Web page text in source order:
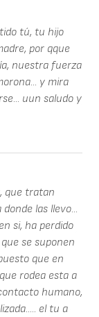
tú, tu hijo
por qque
nuestra fuerza
y mira
uun saludo y
que tratan
las llevo...
si, ha perdido
se suponen
que en
rodea esta a
humano,
el tu a